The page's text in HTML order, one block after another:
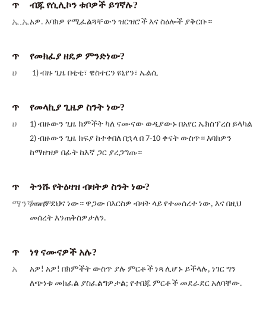
ጥ
ብጁ የሲሊኮን ቱቦዎች ይገኛሉ?
ኤ.ኤ.አዎ. እባክዎ የሚፈልጓቸውን ዝርዝሮች እና ስዕሎች ያቅርቡ።
ጥ
የመክፈያ ዘዴዎ ምንድነው?
ሀ
1) ብዙ ጊዜ በቲቲ፣ ዌስተርን ዩኒየን፣ ኤልሲ
ጥ
የመላኪያ ጊዜዎ ስንት ነው?
ሀ
1) ብዙውን ጊዜ ክምችት ካለ ናሙናው ወዲያውኑ በአየር ኤክስፕረስ ይላካል
2) ብዙውን ጊዜ ክፍያ ከተቀበለ በኋላ በ 7-10 ቀናት ውስጥ። እባክዎን
ከማዘዝዎ በፊት ከእኛ ጋር ያረጋግጡ።
ጥ
ትንሹ የትዕዛዝ ብዛትዎ ስንት ነው?
ማንኛውም
መጠን ደህና ነው። ዋጋው በእርስዎ ብዛት ላይ የተመሰረተ ነው, እና በዚህ
መሰረት እንጠቅስዎታለን.
ጥ
ነፃ ናሙናዎች አሉ?
አ
አዎ! አዎ! በክምችት ውስጥ ያሉ ምርቶች ነጻ ሊሆኑ ይችላሉ, ነገር ግን
ለጭነቱ መክፈል ያስፈልግዎታል; የተበጁ ምርቶች መደራደር አለባቸው.